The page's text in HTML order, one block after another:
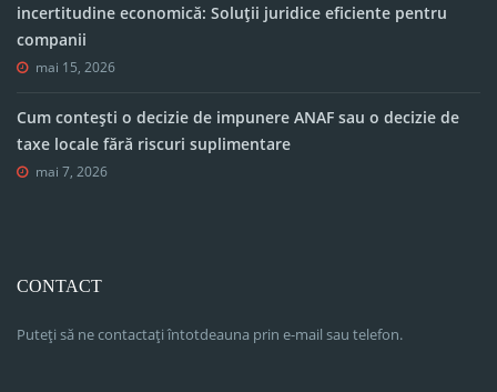
incertitudine economică: Soluții juridice eficiente pentru
companii
mai 15, 2026
Cum contești o decizie de impunere ANAF sau o decizie de
taxe locale fără riscuri suplimentare
mai 7, 2026
CONTACT
Puteți să ne contactați întotdeauna prin e-mail sau telefon.